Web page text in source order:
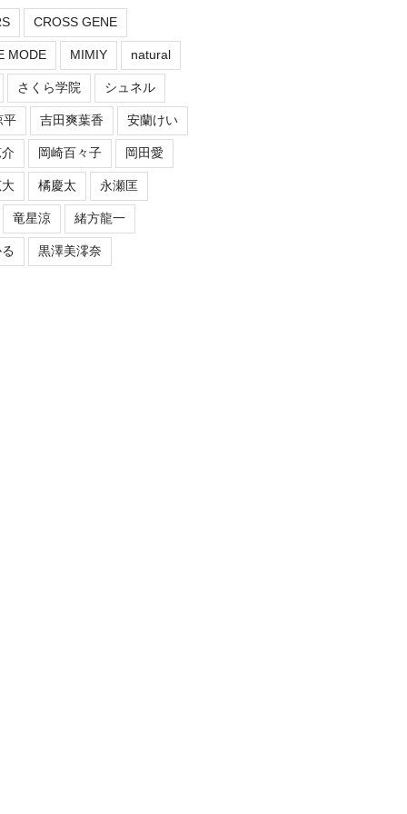
CROSS GENE
MODE MIMIY natural
さくら学院 シュネル
平 吉田爽葉香 安蘭けい
岡崎百々子 岡田愛
橘慶太 永瀬匡
竜星涼 緒方龍一
黒澤美澪奈